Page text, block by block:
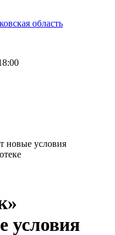
область
новые условия
условия